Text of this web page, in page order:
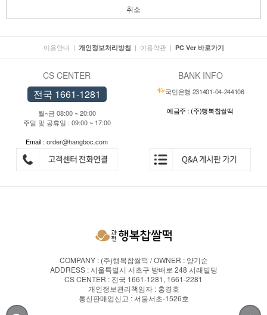
취소
이용안내 | 개인정보처리방침 | 이용약관 | PC Ver 바로가기
CS CENTER
전국 1661-1281
월~금 08:00 ~ 20:00
주말 및 공휴일 : 09:00 ~ 17:00
Email : order@hangboc.com
BANK INFO
국민은행 231401-04-244106
예금주 : (주)행복찹쌀떡
COMPANY : (주)행복찹쌀떡 / OWNER : 양기순
ADDRESS : 서울특별시 서초구 방배로 248 서래빌딩
CS CENTER : 전국 1661-1281, 1661-2281
개인정보관리책임자 : 홍경호
통신판매업신고 : 서울서초-1526호